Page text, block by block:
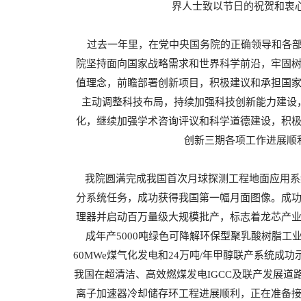
界人士致以节日的祝贺和衷
过去一年里，在党中央国务院的正确领导和各
院坚持面向国家战略需求和世界科学前沿，牢固
值理念，前瞻部署创新项目，积极建议和承担国
主动调整科技布局，持续加强科技创新能力建
化，继续加强学术咨询评议和科学道德建设，积
创新三期各项工作进展顺
我院圆满完成我国首次月球探测工程地面应用
分系统任务，成功获得我国第一幅月面图像。成
理器并启动百万量级大规模批产，标志着龙芯产
成年产5000吨绿色可降解环保型聚乳酸树脂工
60MWe煤气化发电和24万吨/年甲醇联产系统成功
我国在超清洁、高效燃煤发电IGCC及联产发展道
离子加速器冷却储存环工程进展顺利，正在准备